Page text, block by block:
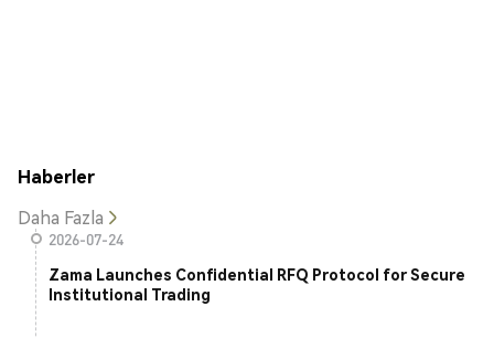
Haberler
Daha Fazla
2026-07-24
Zama Launches Confidential RFQ Protocol for Secure
Institutional Trading